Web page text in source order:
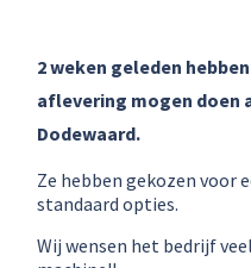
2 weken geleden
aflevering mogen doen
Dodewaard.
Ze hebben gekozen voor
standaard opties.
Wij wensen het bedrijf